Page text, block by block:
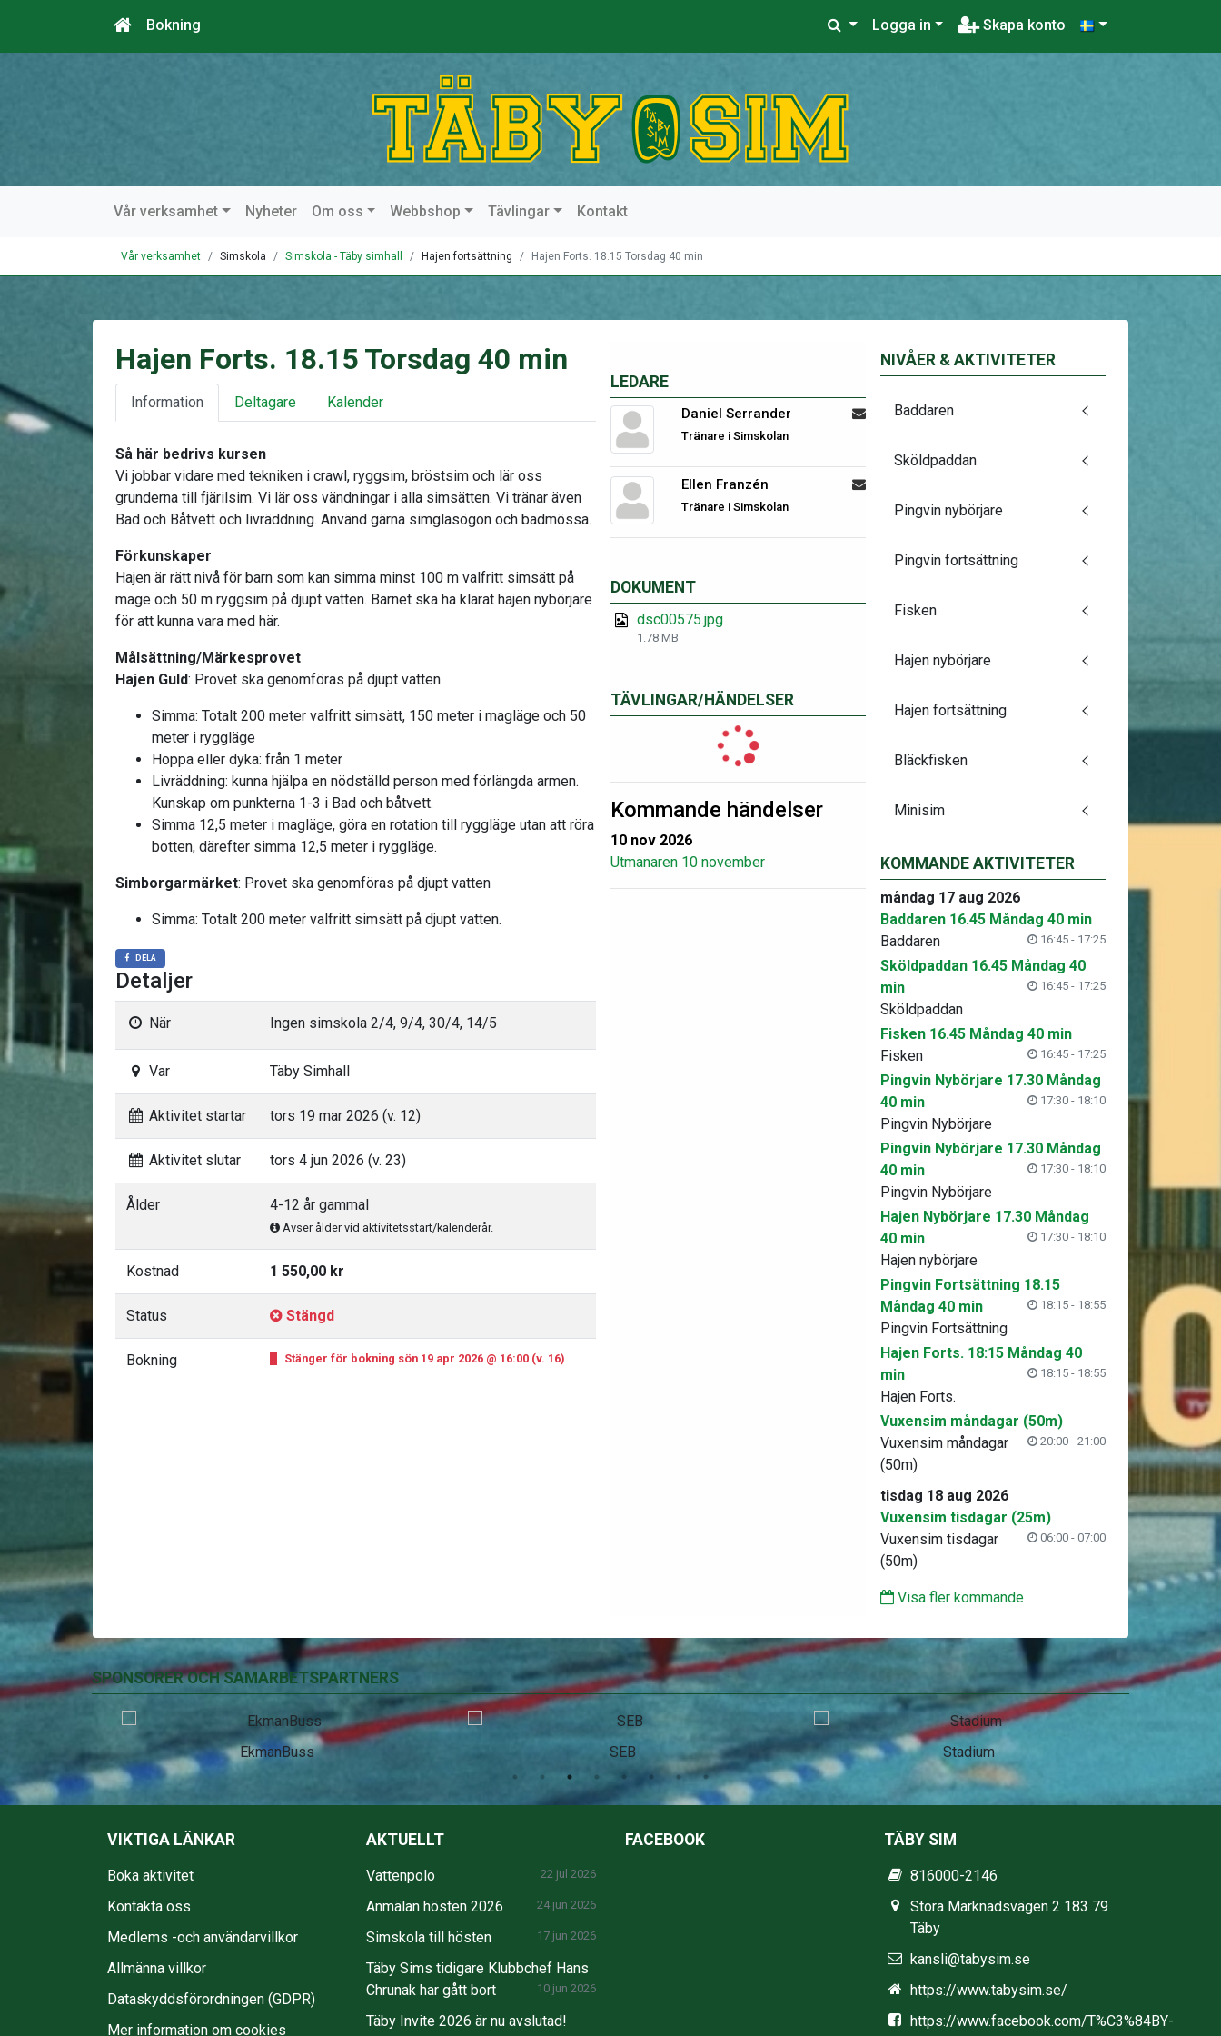
Bokning Logga in Skapa konto
Vår verksamhet Nyheter Om oss Webbshop Tävlingar Kontakt
Vår verksamhet Simskola Simskola - Täby simhall Hajen fortsättning Hajen Forts. 18.15 Torsdag 40 min
LEDARE
Daniel Serrander
Tränare i Simskolan
Ellen Franzén
Tränare i Simskolan
DOKUMENT
dsc00575.jpg
1.78 MB
TÄVLINGAR/HÄNDELSER
Kommande händelser
10 nov 2026
Utmanaren 10 november
Hajen Forts. 18.15 Torsdag 40 min
Information Deltagare Kalender
Så här bedrivs kursen
Vi jobbar vidare med tekniken i crawl, ryggsim, bröstsim och lär oss
grunderna till fjärilsim. Vi lär oss vändningar i alla simsätten. Vi tränar även
Bad och Båtvett och livräddning. Använd gärna simglasögon och badmössa.
Förkunskaper
Hajen är rätt nivå för barn som kan simma minst 100 m valfritt simsätt på
mage och 50 m ryggsim på djupt vatten. Barnet ska ha klarat hajen nybörjare
för att kunna vara med här.
Målsättning/Märkesprovet
Hajen Guld: Provet ska genomföras på djupt vatten
Simma: Totalt 200 meter valfritt simsätt, 150 meter i magläge och 50
meter i ryggläge
Hoppa eller dyka: från 1 meter
Livräddning: kunna hjälpa en nödställd person med förlängda armen.
Kunskap om punkterna 1-3 i Bad och båtvett.
Simma 12,5 meter i magläge, göra en rotation till ryggläge utan att röra
botten, därefter simma 12,5 meter i ryggläge.
Simborgarmärket: Provet ska genomföras på djupt vatten
Simma: Totalt 200 meter valfritt simsätt på djupt vatten.
DELA
Detaljer
När Ingen simskola 2/4, 9/4, 30/4, 14/5
Var Täby Simhall
Aktivitet startar tors 19 mar 2026 (v. 12)
Aktivitet slutar tors 4 jun 2026 (v. 23)
Ålder 4-12 år gammal
Avser ålder vid aktivitetsstart/kalenderår.
Kostnad 1 550,00 kr
Status Stängd
Bokning Stänger för bokning sön 19 apr 2026 @ 16:00 (v. 16)
NIVÅER & AKTIVITETER
Baddaren
Sköldpaddan
Pingvin nybörjare
Pingvin fortsättning
Fisken
Hajen nybörjare
Hajen fortsättning
Bläckfisken
Minisim
KOMMANDE AKTIVITETER
måndag 17 aug 2026
Baddaren 16.45 Måndag 40 min
16:45 - 17:25
Baddaren
Sköldpaddan 16.45 Måndag 40
min
16:45 - 17:25
Sköldpaddan
Fisken 16.45 Måndag 40 min
16:45 - 17:25
Fisken
Pingvin Nybörjare 17.30 Måndag
40 min
17:30 - 18:10
Pingvin Nybörjare
Pingvin Nybörjare 17.30 Måndag
40 min
17:30 - 18:10
Pingvin Nybörjare
Hajen Nybörjare 17.30 Måndag
40 min
17:30 - 18:10
Hajen nybörjare
Pingvin Fortsättning 18.15
Måndag 40 min
18:15 - 18:55
Pingvin Fortsättning
Hajen Forts. 18:15 Måndag 40
min
18:15 - 18:55
Hajen Forts.
Vuxensim måndagar (50m)
20:00 - 21:00
Vuxensim måndagar
(50m)
tisdag 18 aug 2026
Vuxensim tisdagar (25m)
06:00 - 07:00
Vuxensim tisdagar
(50m)
Visa fler kommande
SPONSORER OCH SAMARBETSPARTNERS
EkmanBuss SEB Stadium
VIKTIGA LÄNKAR
Boka aktivitet
Kontakta oss
Medlems -och användarvillkor
Allmänna villkor
Dataskyddsförordningen (GDPR)
Mer information om cookies
AKTUELLT
Vattenpolo 22 jul 2026
Anmälan hösten 2026 24 jun 2026
Simskola till hösten 17 jun 2026
Täby Sims tidigare Klubbchef Hans
Chrunak har gått bort
10 jun 2026
Täby Invite 2026 är nu avslutad!
FACEBOOK TÄBY SIM
816000-2146
Stora Marknadsvägen 2 183 79
Täby
kansli@tabysim.se
https://www.tabysim.se/
https://www.facebook.com/T%C3%84BY-